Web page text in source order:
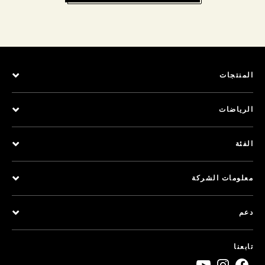
المنتجات
الرياضات
الفئة
معلومات الشركة
دعم
تابعنا